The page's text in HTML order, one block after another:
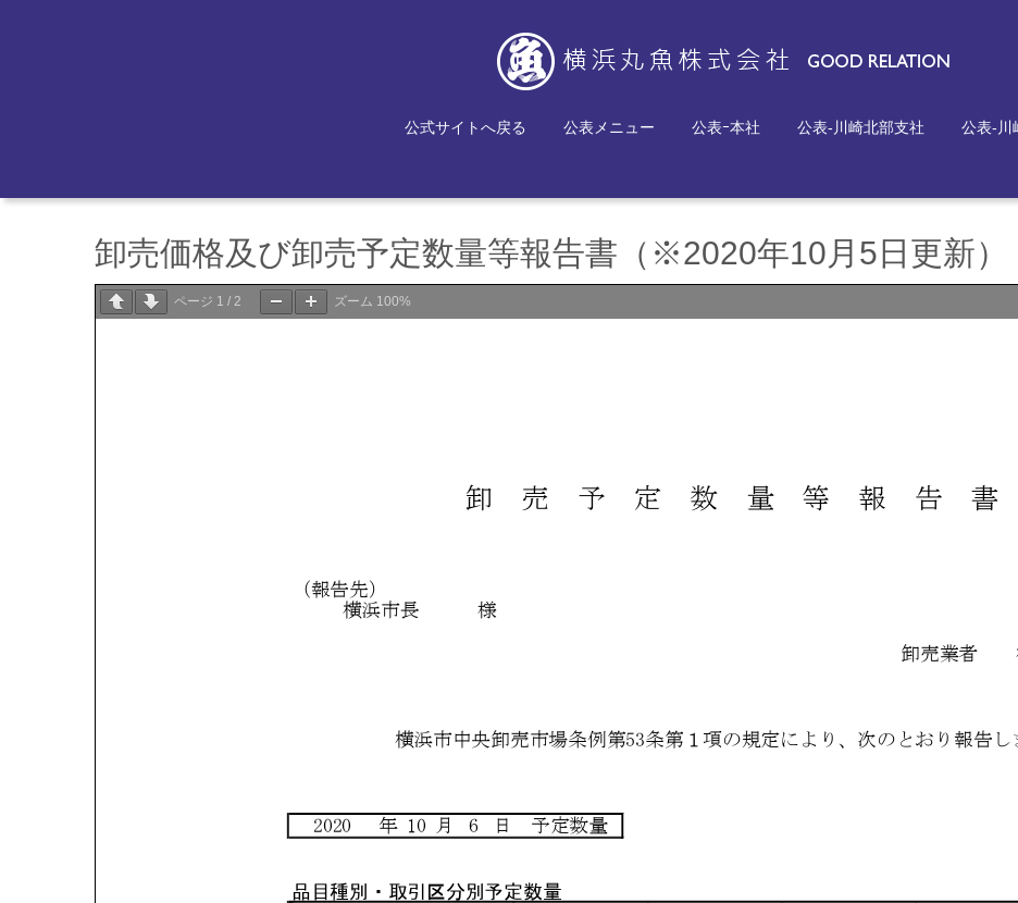
公式サイトへ戻る 公表メニュー 公表ｰ本社 公表-川崎北部支社 公表-川
卸売価格及び卸売予定数量等報告書（※2020年10月5日更新）
ページ 1 / 2 ズーム 100%